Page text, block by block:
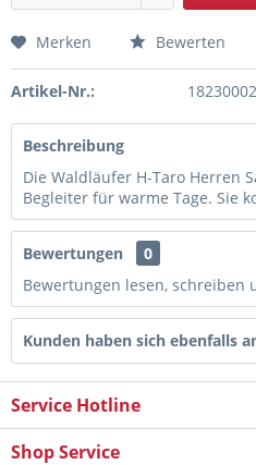
Merken Bewerten
Artikel-Nr.:
Beschreibung
Die Waldläufer H-Taro Herren
Begleiter für warme Tage. Sie
Bewertungen
0
Bewertungen lesen, schreiben
Kunden haben sich ebenfalls
Service Hotline
Shop Service